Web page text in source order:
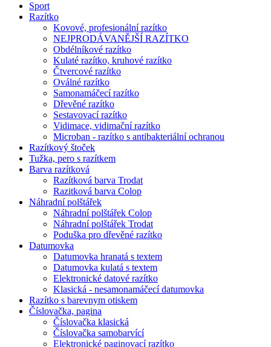
Sport
Razítko
Kovové, profesionální razítko
NEJPRODÁVANĚJŠÍ RAZÍTKO
Obdélníkové razítko
Kulaté razítko, kruhové razítko
Čtvercové razítko
Oválné razítko
Samonamáčecí razítko
Dřevěné razítko
Sestavovací razítko
Vidimace, vidimační razítko
Microban - razítko s antibakteriální ochranou
Razítkový štoček
Tužka, pero s razítkem
Barva razítková
Razítková barva Trodat
Razitková barva Colop
Náhradní polštářek
Náhradní polštářek Colop
Náhradní polštářek Trodat
Poduška pro dřevěné razítko
Datumovka
Datumovka hranatá s textem
Datumovka kulatá s textem
Elektronické datové razítko
Klasická - nesamonamáčecí datumovka
Razítko s barevnym otiskem
Číslovačka, pagina
Číslovačka klasická
Číslovačka samobarvící
Elektronické paginovací razítko